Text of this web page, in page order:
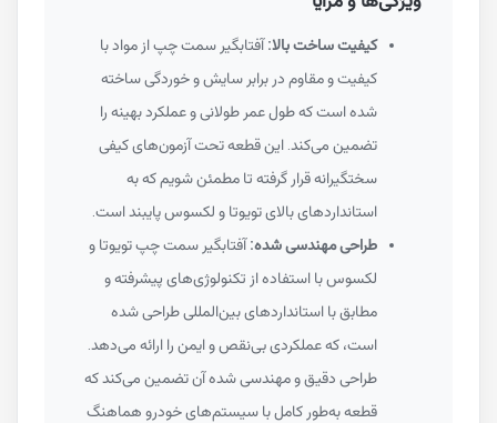
کیفیت ساخت بالا:آفتابگیر سمت چپ از مواد با
کیفیت و مقاوم در برابر سایش و خوردگی ساخته
شده است که طول عمر طولانی و عملکرد بهینه را
تضمین می‌کند. این قطعه تحت آزمون‌های کیفی
سختگیرانه قرار گرفته تا مطمئن شویم که به
استانداردهای بالای تویوتا و لکسوس پایبند است.
طراحی مهندسی شده:آفتابگیر سمت چپ تویوتا و
لکسوس با استفاده از تکنولوژی‌های پیشرفته و
مطابق با استانداردهای بین‌المللی طراحی شده
است، که عملکردی بی‌نقص و ایمن را ارائه می‌دهد.
طراحی دقیق و مهندسی شده آن تضمین می‌کند که
قطعه به‌طور کامل با سیستم‌های خودرو هماهنگ